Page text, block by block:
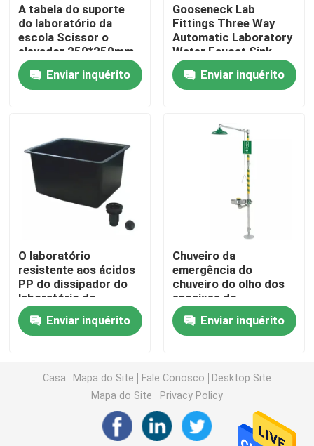
Mobília moderna do laboratório
Mobília do laboratório da escola
Banco da parede do laboratório
Capa das emanações do laboratório
Banco do equilíbrio do laboratório
Bancos de trabalho do laboratório
Armário de armazenamento da segurança
armário de segurança biológico
A tabela do suporte
do laboratório da
escola Scissor o
elevador 250*250mm
o laboratório do
manual que Scissor o
elevador
Enviar inquérito
Gooseneck Lab
Fittings Three Way
Automatic Laboratory
Water Faucet Sink
Assay
Enviar inquérito
O laboratório
resistente aos ácidos
PP do dissipador do
laboratório do
polipropileno afunda
42L a 125LEnviar inquérito
Chuveiro da
emergência do
chuveiro do olho dos
encaixes do
laboratório do pedal
do pé e estação
11.4L/Min do colírio
Enviar inquérito
Casa Mapa do Site Fale Conosco
Desktop Site
Mapa do Site
Privacy Policy